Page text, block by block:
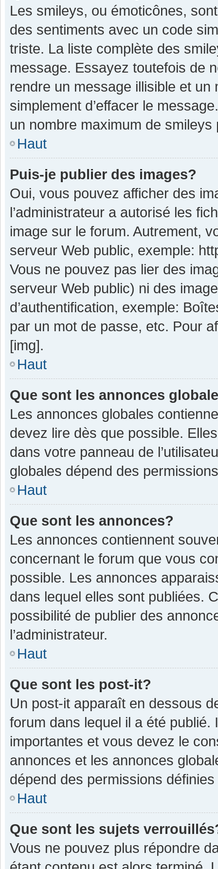
Les smileys, ou émoticônes,
des sentiments avec un code
triste. La liste complète des
message. Essayez toutefois de
rendre un message illisible et
simplement d’effacer le
un nombre maximum de smileys
Haut
Puis-je publier des images?
Oui, vous pouvez afficher des
l’administrateur a autorisé les
image sur le forum. Autrement,
serveur Web public, exemple:
Vous ne pouvez pas lier des
serveur Web public) ni des
d’authentification, exemple:
par un mot de passe, etc. Pour
[img].
Haut
Que sont les annonces
Les annonces globales
devez lire dès que possible.
dans votre panneau de
globales dépend des
Haut
Que sont les annonces?
Les annonces contiennent
concernant le forum que vous
possible. Les annonces
dans lequel elles sont publiées.
possibilité de publier des
l’administrateur.
Haut
Que sont les post-it?
Un post-it apparaît en dessous
forum dans lequel il a été
importantes et vous devez le
annonces et les annonces
dépend des permissions définies
Haut
Que sont les sujets
Vous ne pouvez plus répondre